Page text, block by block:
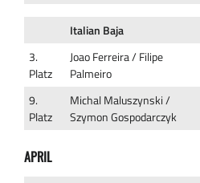
Italian Baja
3.
Platz
Joao Ferreira / Filipe
Palmeiro
9.
Platz
Michal Maluszynski /
Szymon Gospodarczyk
APRIL